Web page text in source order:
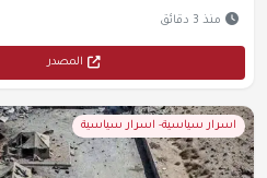
منذ 3 دقائق
المصدر
اسرار سياسية- اسرار سياسية